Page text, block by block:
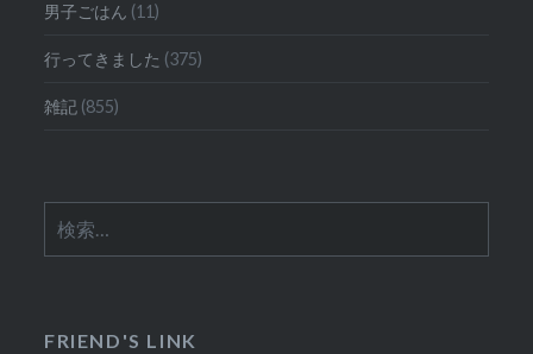
男子ごはん (11)
行ってきました (375)
雑記 (855)
索:
FRIEND'S LINK